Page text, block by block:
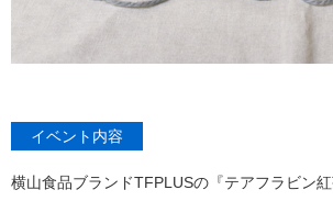
イベント内容
横山食品ブランドTFPLUSの『テアフラビン